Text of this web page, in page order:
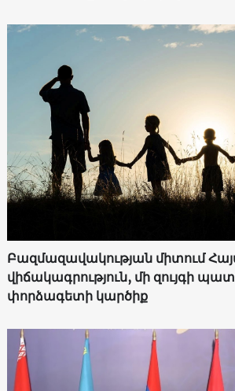
Բազմազավակության միտում
վիճակագրություն, մի զույգի
փորձագետի կարծիք